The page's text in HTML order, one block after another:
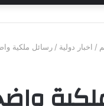
/ اخبار دولية / رسائل ملكية